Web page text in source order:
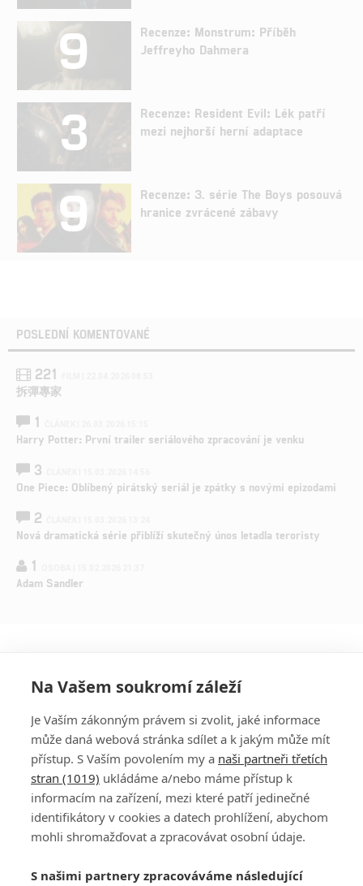
9
Recenze: Monstrum: Příběh
Jeffreyho Dahmera
3
Recenze: Resident Evil: Lék patří
mezi nejhorší herní adaptace
9
Recenze: 3. série The Boys posouvá
hranice zvrácené zábavy
POSLEDNÍ KOMENTOVANÉ
221
拆彈專家
1
Harry Potter: První trailer seriálového zpracování je venku
3
One Piece: Oblíbený pirátský seriál je zpátky s novými epizodami
2
Nová dramatická série přiblíží skutečný únos letadla teroristy
1
Adam Sandler
PŘIHLÁSIT
REGISTROVAT
DISKUZE
Šéfredaktorkou webu jePetr Slavík, e-mailserialy@fandimefilmu.cz
Na Vašem soukromí záleží
Je Vaším zákonným právem si zvolit, jaké informace
může daná webová stránka sdílet a k jakým může mít
přístup. S Vaším povolením my a naši partneři třetích
stran (1019) ukládáme a/nebo máme přístup k
informacím na zařízení, mezi které patří jedinečné
identifikátory v cookies a datech prohlížení, abychom
mohli shromažďovat a zpracovávat osobní údaje.
S našimi partnery zpracováváme následující